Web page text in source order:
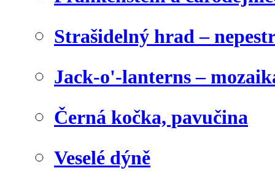
Strašidelný hrad –
Jack-o'-lanterns –
Černá kočka, pavučina
Veselé dýně